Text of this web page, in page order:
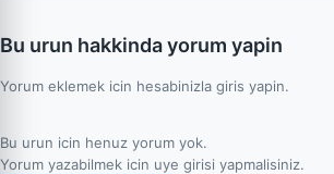
Bu urun hakkinda yorum yapin
Yorum eklemek icin hesabinizla giris yapin.
Bu urun icin henuz yorum yok.
Yorum yazabilmek icin uye girisi yapmalisiniz.